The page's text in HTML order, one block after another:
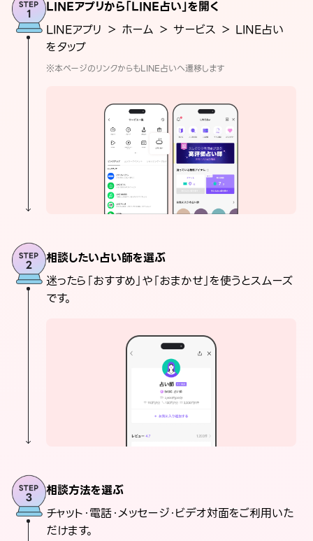
LINEアプリから「LINE占い」を開く
LINEアプリ ＞ ホーム ＞ サービス ＞ LINE占い
をタップ
※本ページのリンクからもLINE占いへ遷移します
相談したい占い師を選ぶ
迷ったら「おすすめ」や「おまかせ」を使うとスムーズ
です。
相談方法を選ぶ
チャット・電話・メッセージ・ビデオ対面をご利用いた
だけます。